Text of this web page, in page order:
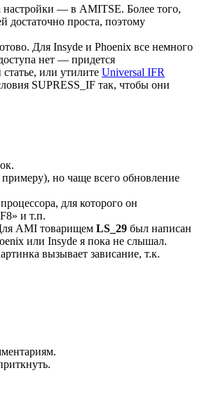
настройки — в AMITSE. Более того,
достаточно проста, поэтому
Для Insyde и Phoenix все немного
нет — придется
или утилите Universal IFR
SUPRESS_IF так, чтобы они
но чаще всего обновление
для которого он
и т.п.
AMI товарищем LS_29 был написан
или Insyde я пока не слышал.
вызывает зависание, т.к.